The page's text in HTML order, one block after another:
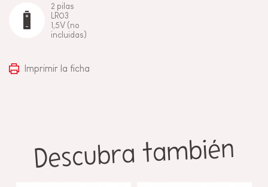
2 pilas
LR03
1,5V (no
incluidas)
Imprimir la ficha
Descubra también